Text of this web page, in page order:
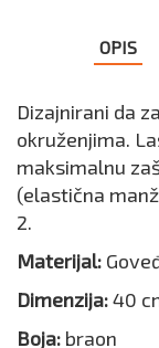
OPIS
Dizajnirani da
okruženjima.
maksimalnu
(elastična
2.
Materijal:
Dimenzija:40
Boja: braon